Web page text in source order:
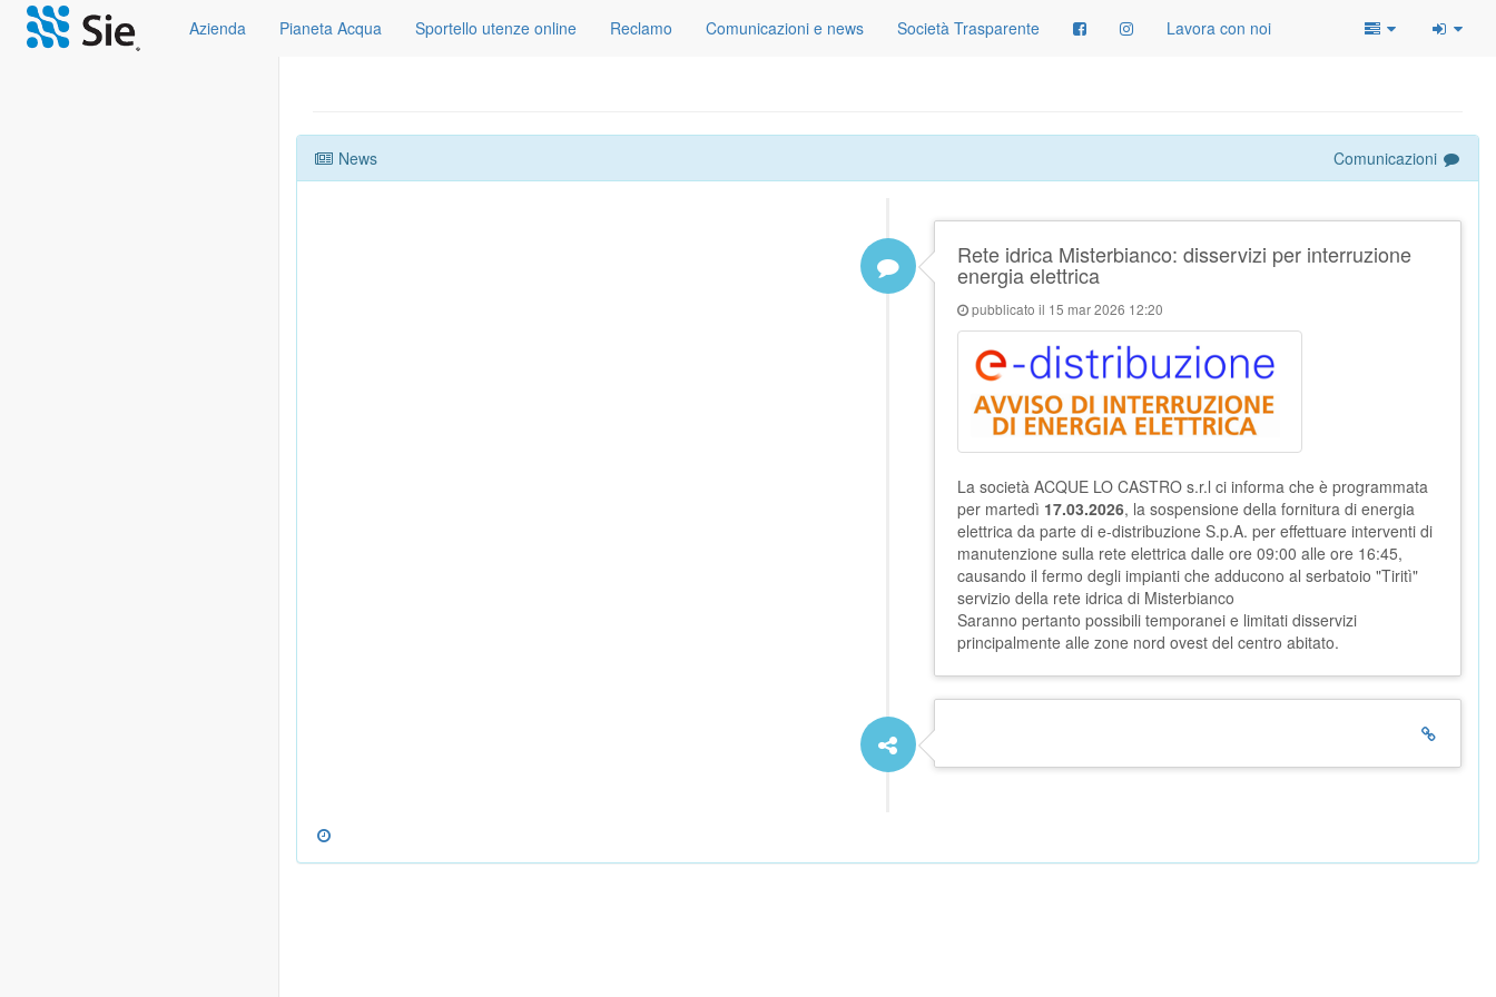
Azienda Pianeta Acqua Sportello utenze online Reclamo Comunicazioni e news Società Trasparente Lavora con noi
News Comunicazioni
Rete idrica Misterbianco: disservizi per interruzione
energia elettrica
pubblicato il 15 mar 2026 12:20
La società ACQUE LO CASTRO s.r.l ci informa che è programmata
per martedì 17.03.2026, la sospensione della fornitura di energia
elettrica da parte di e-distribuzione S.p.A. per effettuare interventi di
manutenzione sulla rete elettrica dalle ore 09:00 alle ore 16:45,
causando il fermo degli impianti che adducono al serbatoio "Tiritì"
servizio della rete idrica di Misterbianco
Saranno pertanto possibili temporanei e limitati disservizi
principalmente alle zone nord ovest del centro abitato.